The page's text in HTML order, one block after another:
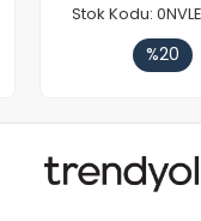
Stok Kodu:
%20